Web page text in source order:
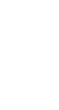
망
22개 과제 손본다
종